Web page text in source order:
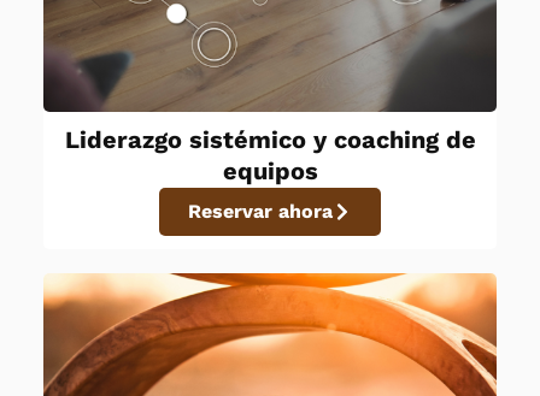
Liderazgo sistémico y coaching de
equipos
Reservar ahora